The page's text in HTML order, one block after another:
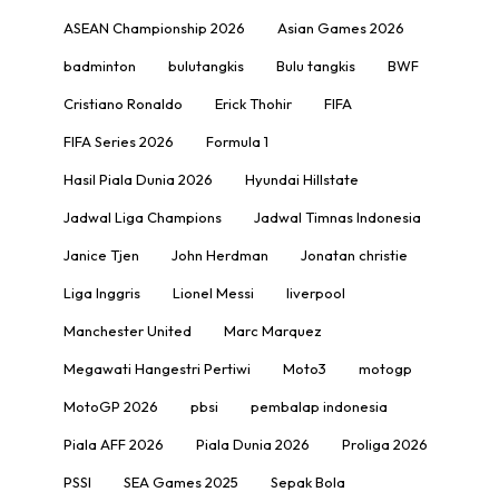
ASEAN Championship 2026 Asian Games 2026
badminton bulutangkis Bulu tangkis BWF
Cristiano Ronaldo Erick Thohir FIFA
FIFA Series 2026 Formula 1
Hasil Piala Dunia 2026 Hyundai Hillstate
Jadwal Liga Champions Jadwal Timnas Indonesia
Janice Tjen John Herdman Jonatan christie
Liga Inggris Lionel Messi liverpool
Manchester United Marc Marquez
Megawati Hangestri Pertiwi Moto3 motogp
MotoGP 2026 pbsi pembalap indonesia
Piala AFF 2026 Piala Dunia 2026 Proliga 2026
PSSI SEA Games 2025 Sepak Bola